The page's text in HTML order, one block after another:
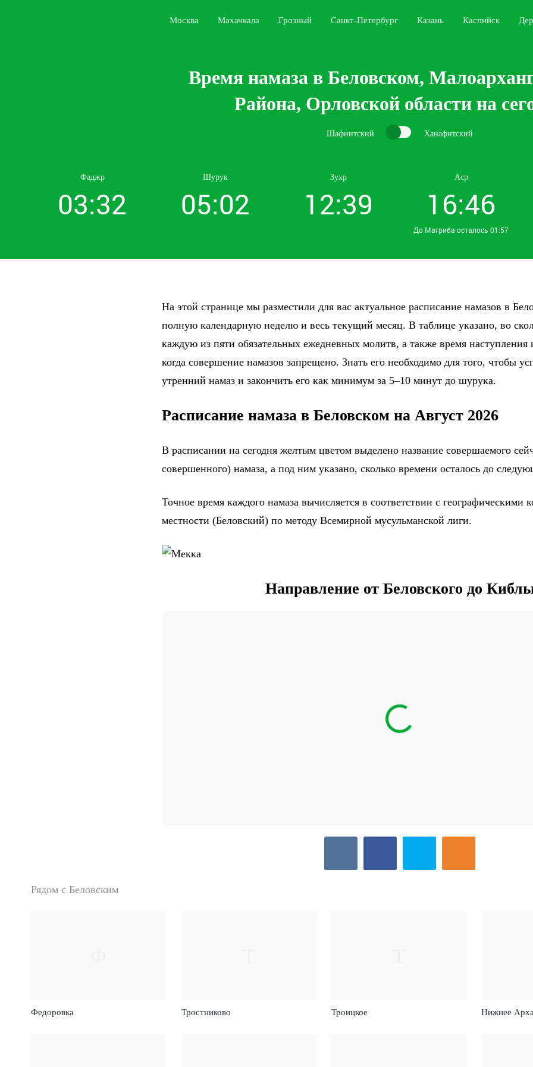
Москва Махачкала Грозный Санкт-Петербург Казань Каспийск
Время намаза в Беловском,
Района, Орловской области на
Шафиитский Ханафитский
Фаджр
03:32
Шурук
05:02
Зухр
12:39
Аср
16:46
До Магриба осталось 01:57
На этой странице мы разместили для вас актуальное расписание намазов в
полную календарную неделю и весь текущий месяц. В таблице указано, во
каждую из пяти обязательных ежедневных молитв, а также время
когда совершение намазов запрещено. Знать его необходимо для того, чтобы
утренний намаз и закончить его как минимум за 5–10 минут до шурука.
Расписание намаза в Беловском на Август 2026
В расписании на сегодня желтым цветом выделено название совершаемого
совершенного) намаза, а под ним указано, сколько времени осталось до
Точное время каждого намаза вычисляется в соответствии с географическими
местности (Беловский) по методу Всемирной мусульманской лиги.
Направление от Беловского до
Рядом с Беловским
Федоровка Тростниково Троицкое Нижнее